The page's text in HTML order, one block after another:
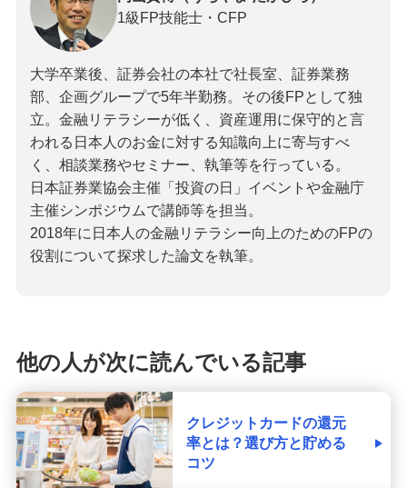
1級FP技能士・CFP
大学卒業後、証券会社の本社で社長室、証券業務
部、企画グループで5年半勤務。その後FPとして独
立。金融リテラシーが低く、資産運用に保守的と言
われる日本人のお金に対する知識向上に寄与すべ
く、相談業務やセミナー、執筆等を行っている。
日本証券業協会主催「投資の日」イベントや金融庁
主催シンポジウムで講師等を担当。
2018年に日本人の金融リテラシー向上のためのFPの
役割について探求した論文を執筆。
他の人が次に読んでいる記事
クレジットカードの還元
率とは？選び方と貯める
コツ